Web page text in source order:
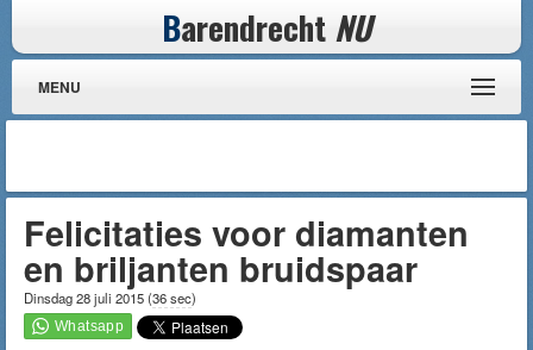
Barendrecht NU
MENU
Felicitaties voor diamanten
en briljanten bruidspaar
Dinsdag 28 juli 2015(36 sec)